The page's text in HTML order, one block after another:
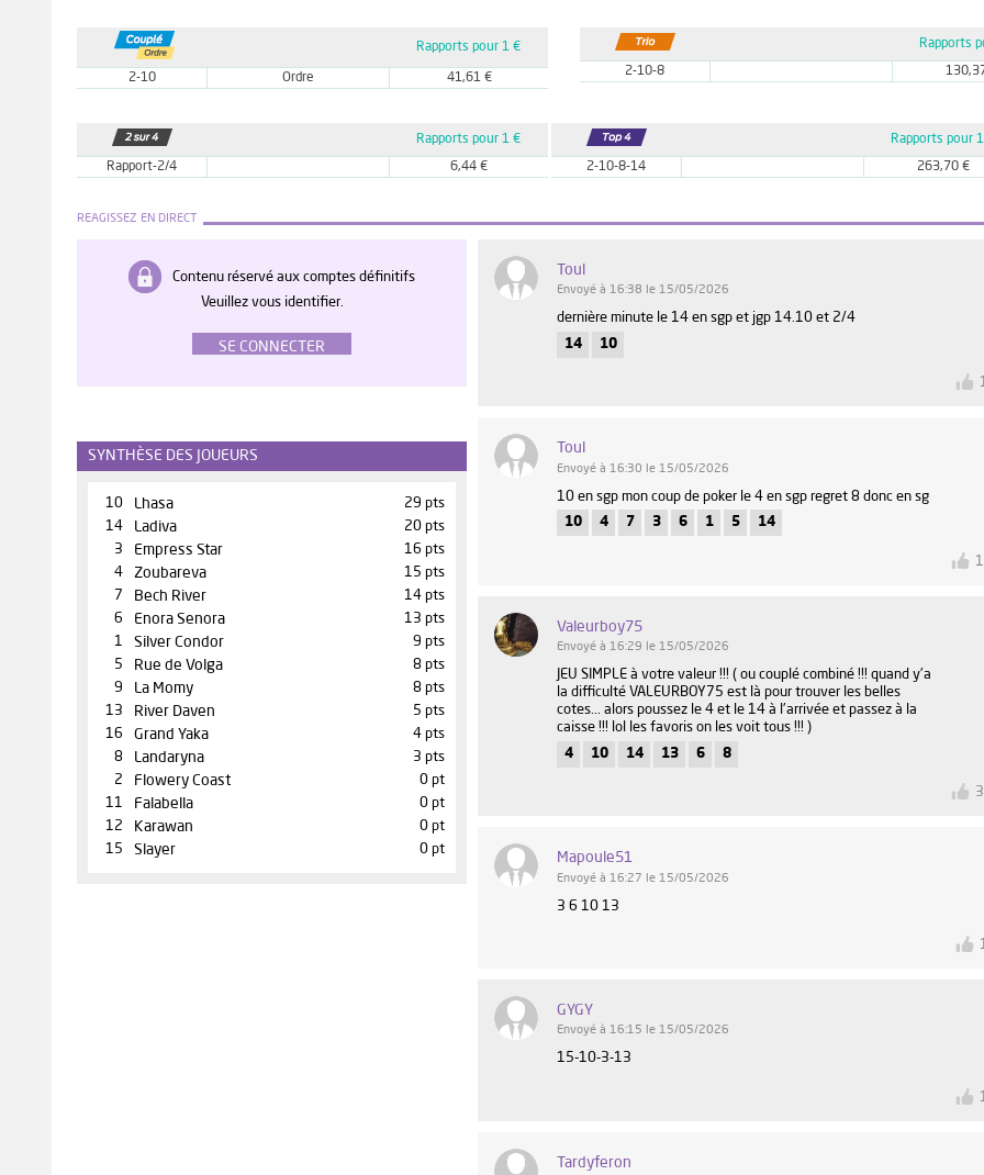
Rapports pour 1 €
2-10 Ordre 41,61 €
Rapports
2-10-8
Rapports pour 1 €
Rapport-2/4 6,44 €
Rapports pour
2-10-8-14 263,70 €
REAGISSEZ EN DIRECT
Contenu réservé aux comptes définitifs
Veuillez vous identifier.
SE CONNECTER
SYNTHÈSE DES JOUEURS
10 Lhasa
29 pts
14
Ladiva
20 pts
3
Empress Star
16 pts
4
Zoubareva
15 pts
7
Bech River
14 pts
6
Enora Senora
13 pts
1
Silver Condor
9 pts
5
Rue de Volga
8 pts
9
La Momy
8 pts
13
River Daven
5 pts
16
Grand Yaka
4 pts
8
Landaryna
3 pts
2
Flowery Coast
0 pt
11
Falabella
0 pt
12
Karawan
0 pt
15
Slayer 0 pt
Toul
Envoyé à 16:38 le 15/05/2026
dernière minute le 14 en sgp et jgp 14.10 et 2/4
14
10
Toul
Envoyé à 16:30 le 15/05/2026
10 en sgp mon coup de poker le 4 en sgp regret 8 donc en sg
10
4 7 3 6 1 5 14
1
Valeurboy75
Envoyé à 16:29 le 15/05/2026
JEU SIMPLE à votre valeur !!! ( ou couplé combiné !!! quand y'a
la difficulté VALEURBOY75 est là pour trouver les belles
cotes... alors poussez le 4 et le 14 à l'arrivée et passez à la
caisse !!! lol les favoris on les voit tous !!! )
4
10 14 13 6 8
3
Mapoule51
Envoyé à 16:27 le 15/05/2026
3 6 10 13
GYGY
Envoyé à 16:15 le 15/05/2026
15-10-3-13
1
Tardyferon